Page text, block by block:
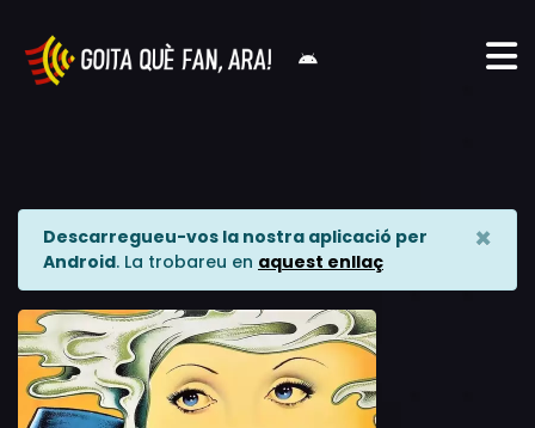
Descarregueu-vos la nostra aplicació per
Android. La trobareu en aquest enllaç
×